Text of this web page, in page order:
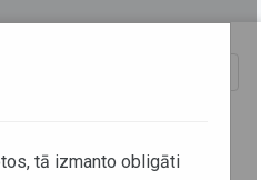
tā izmanto obligāti